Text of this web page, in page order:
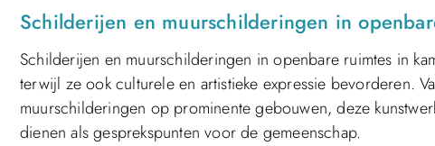
Schilderijen en muurschilderingen in
Schilderijen en muurschilderingen in openbare ruimtes in
terwijl ze ook culturele en artistieke expressie bevorderen.
muurschilderingen op prominente gebouwen, deze
dienen als gesprekspunten voor de gemeenschap.